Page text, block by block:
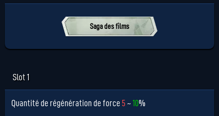
Saga des films
Slot 1
Quantité de régénération de force 5 ~10%